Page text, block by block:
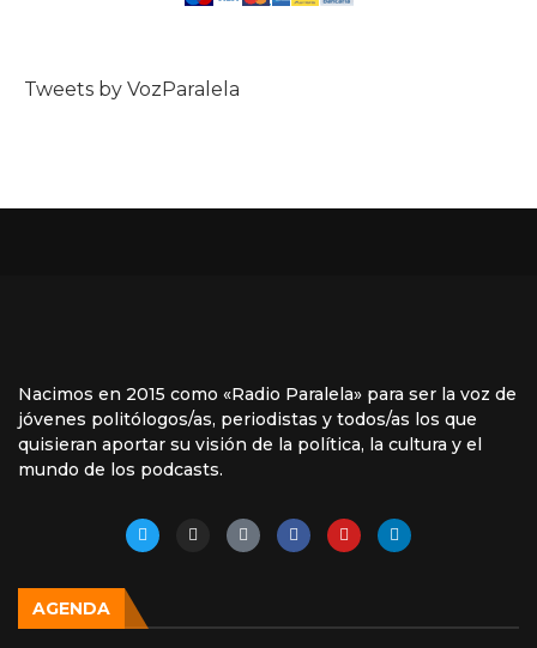
Tweets by VozParalela
Nacimos en 2015 como «Radio Paralela» para ser la voz de
jóvenes politólogos/as, periodistas y todos/as los que
quisieran aportar su visión de la política, la cultura y el
mundo de los podcasts.
AGENDA